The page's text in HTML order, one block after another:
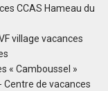
CCAS Hameau du
village vacances
« Camboussel »
Centre de vacances